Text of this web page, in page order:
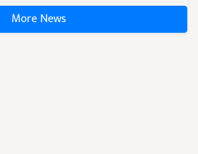
More News